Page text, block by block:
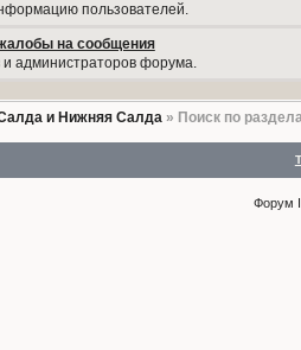
пользователей.
на сообщения
и администраторов форума.
и Нижняя Салда» Поиск по
Форум